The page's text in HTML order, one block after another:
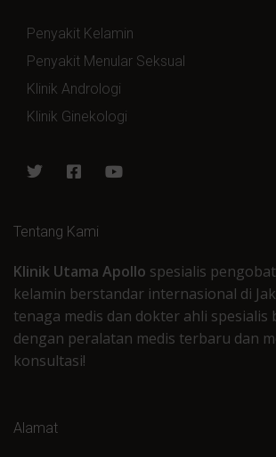
Penyakit Kelamin
Penyakit Menular Seksual
Klinik Andrologi
Klinik Ginekologi
Tentang Kami
Klinik Utama Apollo spesialis
kelamin berstandar internasional di
tenaga medis dan dokter ahli spesialis
dengan peralatan medis terbaru dan
konsultasi!
Alamat